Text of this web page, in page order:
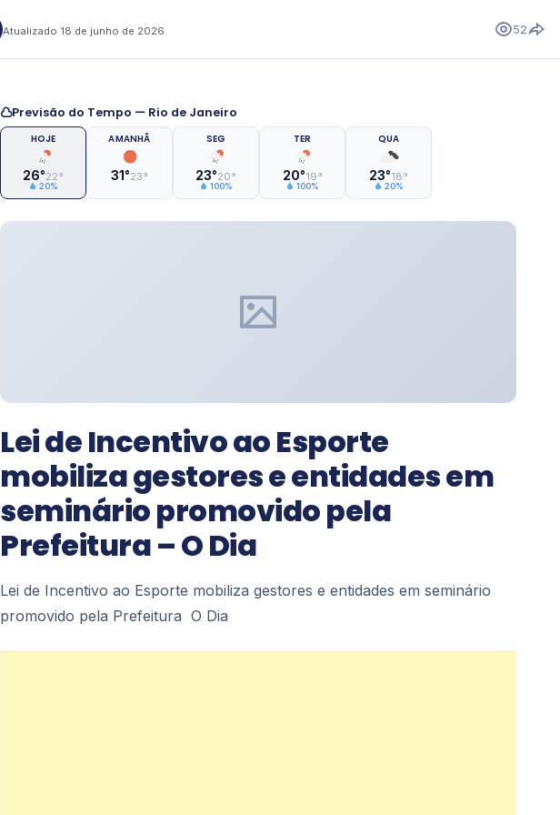
Atualizado 18 de junho de 2026 52
Previsão do Tempo — Rio de Janeiro
HOJE
26°22°
20%
AMANHÃ
31°23°
SEG
23°20°
100%
TER
20°19°
100%
QUA
23°18°
20%
Lei de Incentivo ao Esporte
mobiliza gestores e entidades em
seminário promovido pela
Prefeitura – O Dia
Lei de Incentivo ao Esporte mobiliza gestores e entidades em seminário
promovido pela Prefeitura O Dia